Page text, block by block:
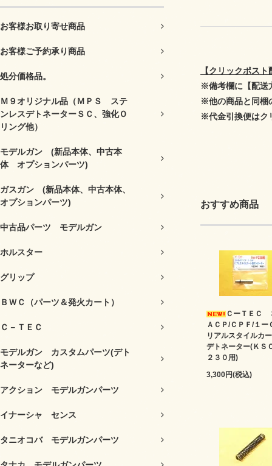
お客様お取り寄せ商品
お客様ご予約承り商品
処分価格品。
Ｍ９オリジナル品（ＭＰＳ ステ
ンレスデトネーターＳＣ、強化Ｏ
リング他）
モデルガン (新品本体、中古本
体 オプションパーツ)
ガスガン (新品本体、中古本体、
オプションパーツ)
中古品パーツ モデルガン
ホルスター
グリップ
ＢＷＣ（パーツ＆発火カート）
Ｃ－ＴＥＣ
モデルガン カスタムパーツ(デト
ネーターなど)
アクション モデルガンパーツ
イナーシャ センス
タニオコバ モデルガンパーツ
【クリックポス
※備考欄に【配送
※他の商品と同梱
※代金引換便はク
おすすめ商品
ＣーＴＥＣ
ＡＣＰ/ＣＰＦ/１ー
リアルスタイルカ
デトネーター(Ｋ
２３０用)
3,300円(税込)